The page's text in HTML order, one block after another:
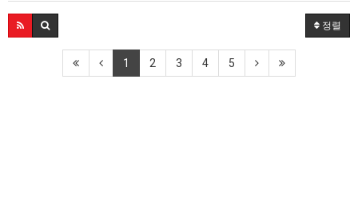
정렬
1 2 3 4 5